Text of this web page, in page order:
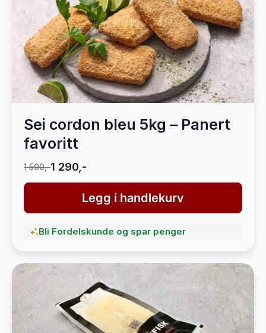
Sei cordon bleu 5kg – Panert
favoritt
1 590,-1 290,-
Legg i handlekurv
Bli Fordelskunde og spar penger